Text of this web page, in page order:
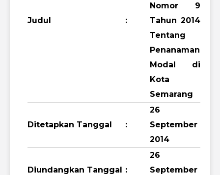
Judul :
Nomor 9
Tahun 2014
Tentang
Penanaman
Modal di
Kota
Semarang
Ditetapkan Tanggal :
26
September
2014
Diundangkan Tanggal :
26
September